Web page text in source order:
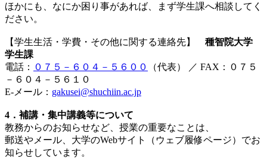
ほかにも、なにか困り事があれば、まず学生課へ相談してく
ださい。
【学生生活・学費・その他に関する連絡先】 種智院大学
学生課
電話： ０７５－６０４－５６００
（代表） ／ FAX：０７５
－６０４－５６１０
E-メール： gakusei@shuchiin.ac.jp
4．補講・集中講義等について
教務からのお知らせなど、授業の重要なことは、
郵送やメール、大学のWebサイト（ウェブ履修ページ）でお
知らせしています。